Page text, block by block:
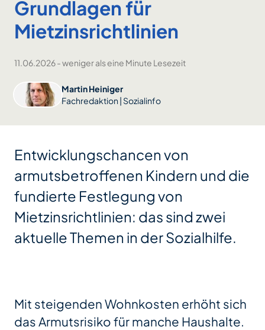
Grundlagen für
Mietzinsrichtlinien
11.06.2026-weniger als eine Minute Lesezeit
Martin Heiniger
Fachredaktion | Sozialinfo
Entwicklungschancen von
armutsbetroffenen Kindern und die
fundierte Festlegung von
Mietzinsrichtlinien: das sind zwei
aktuelle Themen in der Sozialhilfe.
Mit steigenden Wohnkosten erhöht sich
das Armutsrisiko für manche Haushalte.